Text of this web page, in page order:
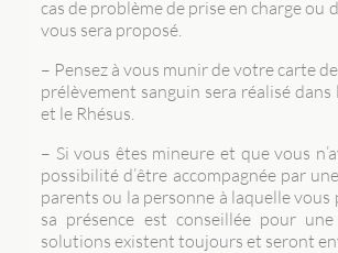
cas de problème de prise en charge
vous sera proposé.
– Pensez à vous munir de votre carte
prélèvement sanguin sera réalisé
et le Rhésus.
– Si vous êtes mineure et que vous
possibilité d’être accompagnée par
parents ou la personne à laquelle
sa présence est conseillée pour
solutions existent toujours et seront